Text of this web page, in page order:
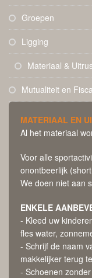
Groepen
Ligging
Materiaal &
Mutualiteit en
MATERIAAL EN
Al het materiaal
Voor alle
onontbeerlijk
We doen niet aan
ENKELE
- Kleed uw
fles water,
- Schrijf de naam
makkelijker terug
- Schoenen